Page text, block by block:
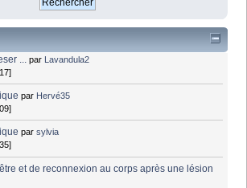
... par Lavandula2
par Hervé35
parsylvia
et de reconnexion au corps après une lésion